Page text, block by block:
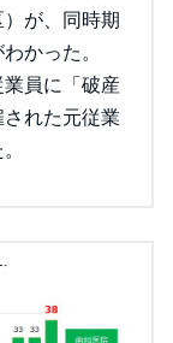
が、同時期
わかった。
員に「破産
れた元従業